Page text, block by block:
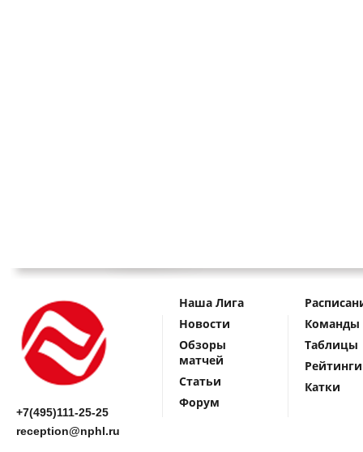
+7(495)111-25-25
reception@nphl.ru
Наша Лига
Новости
Обзоры
матчей
Статьи
Форум
Команды
Таблицы
Рейтинги
Катки